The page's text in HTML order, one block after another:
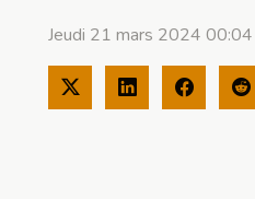
Jeudi 21 mars 2024 00:04